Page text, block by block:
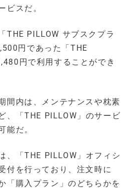
ビスだ。
THE PILLOW サブスクプラ
円であった「THE
円で利用することができ
間内は、メンテナンスや枕素
、「THE PILLOW」のサービ
能だ。
、「THE PILLOW」オフィシ
付を行っており、注文時に
「購入プラン」のどちらかを